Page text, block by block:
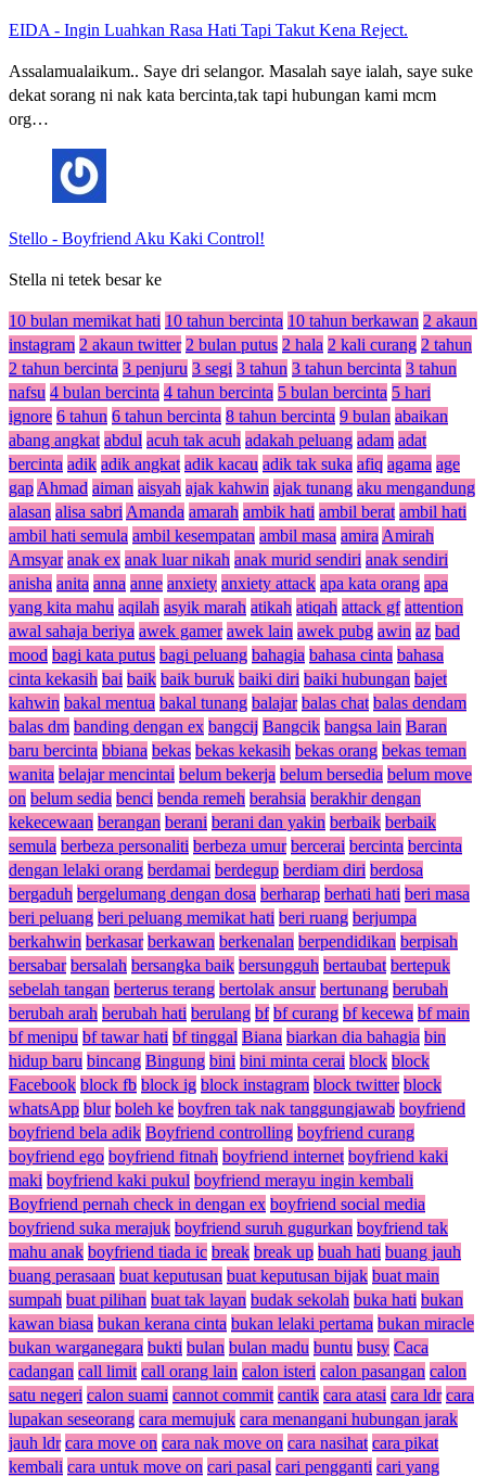
EIDA - Ingin Luahkan Rasa Hati Tapi Takut Kena Reject.
Assalamualaikum.. Saye dri selangor. Masalah saye ialah, saye suke
dekat sorang ni nak kata bercinta,tak tapi hubungan kami mcm
org…
Stello - Boyfriend Aku Kaki Control!
Stella ni tetek besar ke
10 bulan memikat hati 10 tahun bercinta 10 tahun berkawan 2 akaun
instagram 2 akaun twitter 2 bulan putus 2 hala 2 kali curang 2 tahun
2 tahun bercinta 3 penjuru 3 segi 3 tahun 3 tahun bercinta 3 tahun
nafsu 4 bulan bercinta 4 tahun bercinta 5 bulan bercinta 5 hari
ignore 6 tahun 6 tahun bercinta 8 tahun bercinta 9 bulan abaikan
abang angkat abdul acuh tak acuh adakah peluang adam adat
bercinta adik adik angkat adik kacau adik tak suka afiq agama age
gap Ahmad aiman aisyah ajak kahwin ajak tunang aku mengandung
alasan alisa sabri Amanda amarah ambik hati ambil berat ambil hati
ambil hati semula ambil kesempatan ambil masa amira Amirah
Amsyar anak ex anak luar nikah anak murid sendiri anak sendiri
anisha anita anna anne anxiety anxiety attack apa kata orang apa
yang kita mahu aqilah asyik marah atikah atiqah attack gf attention
awal sahaja beriya awek gamer awek lain awek pubg awin az bad
mood bagi kata putus bagi peluang bahagia bahasa cinta bahasa
cinta kekasih bai baik baik buruk baiki diri baiki hubungan bajet
kahwin bakal mentua bakal tunang balajar balas chat balas dendam
balas dm banding dengan ex bangcij Bangcik bangsa lain Baran
baru bercinta bbiana bekas bekas kekasih bekas orang bekas teman
wanita belajar mencintai belum bekerja belum bersedia belum move
on belum sedia benci benda remeh berahsia berakhir dengan
kekecewaan berangan berani berani dan yakin berbaik berbaik
semula berbeza personaliti berbeza umur bercerai bercinta bercinta
dengan lelaki orang berdamai berdegup berdiam diri berdosa
bergaduh bergelumang dengan dosa berharap berhati hati beri masa
beri peluang beri peluang memikat hati beri ruang berjumpa
berkahwin berkasar berkawan berkenalan berpendidikan berpisah
bersabar bersalah bersangka baik bersungguh bertaubat bertepuk
sebelah tangan berterus terang bertolak ansur bertunang berubah
berubah arah berubah hati berulang bf bf curang bf kecewa bf main
bf menipu bf tawar hati bf tinggal Biana biarkan dia bahagia bin
hidup baru bincang Bingung bini bini minta cerai block block
Facebook block fb block ig block instagram block twitter block
whatsApp blur boleh ke boyfren tak nak tanggungjawab boyfriend
boyfriend bela adik Boyfriend controlling boyfriend curang
boyfriend ego boyfriend fitnah boyfriend internet boyfriend kaki
maki boyfriend kaki pukul boyfriend merayu ingin kembali
Boyfriend pernah check in dengan ex boyfriend social media
boyfriend suka merajuk boyfriend suruh gugurkan boyfriend tak
mahu anak boyfriend tiada ic break break up buah hati buang jauh
buang perasaan buat keputusan buat keputusan bijak buat main
sumpah buat pilihan buat tak layan budak sekolah buka hati bukan
kawan biasa bukan kerana cinta bukan lelaki pertama bukan miracle
bukan warganegara bukti bulan bulan madu buntu busy Caca
cadangan call limit call orang lain calon isteri calon pasangan calon
satu negeri calon suami cannot commit cantik cara atasi cara ldr cara
lupakan seseorang cara memujuk cara menangani hubungan jarak
jauh ldr cara move on cara nak move on cara nasihat cara pikat
kembali cara untuk move on cari pasal cari pengganti cari yang